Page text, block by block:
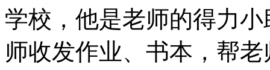
学校，他是老师的得力
师收发作业、书本，帮